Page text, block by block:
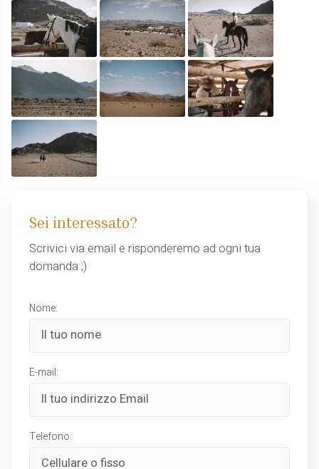
Sei interessato?
Scrivici via email e risponderemo ad ogni tua
domanda ;)
Nome:
E-mail:
Telefono: